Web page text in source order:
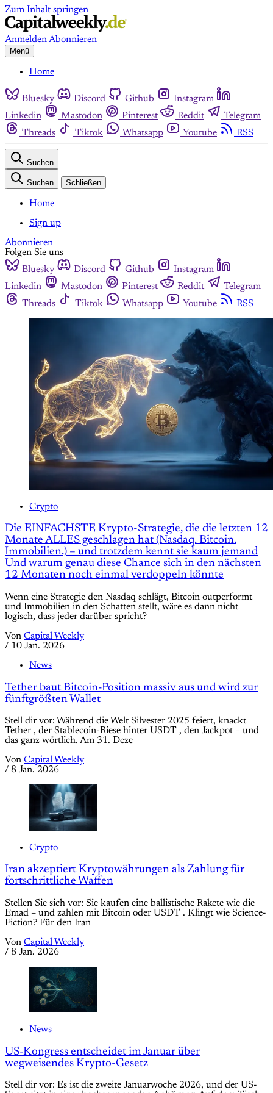
Zum Inhalt springen
AnmeldenAbonnieren
Menü
Home
Bluesky Discord Github
Instagram
Linkedin
Mastodon Pinterest Reddit
Telegram
Threads
Tiktok Whatsapp Youtube RSS
Suchen
Suchen Schließen
Home
Sign up
Abonnieren
Folgen Sie uns
Bluesky
Discord Github
Instagram
Linkedin
Mastodon Pinterest Reddit
Telegram
Threads
Tiktok Whatsapp Youtube RSS
Crypto
Die EINFACHSTE Krypto-Strategie, die die letzten 12
Monate ALLES geschlagen hat (Nasdaq. Bitcoin.
Immobilien.) – und trotzdem kennt sie kaum jemand
Und warum genau diese Chance sich in den nächsten
12 Monaten noch einmal verdoppeln könnte
Wenn eine Strategie den Nasdaq schlägt, Bitcoin outperformt
und Immobilien in den Schatten stellt, wäre es dann nicht
logisch, dass jeder darüber spricht?
Von Capital Weekly
/ 10 Jan. 2026
News
Tether baut Bitcoin-Position massiv aus und wird zur
fünftgrößten Wallet
Stell dir vor: Während die Welt Silvester 2025 feiert, knackt
Tether , der Stablecoin-Riese hinter USDT , den Jackpot – und
das ganz wörtlich. Am 31. Deze
Von Capital Weekly
/ 8 Jan. 2026
Crypto
Iran akzeptiert Kryptowährungen als Zahlung für
fortschrittliche Waffen
Stellen Sie sich vor: Sie kaufen eine ballistische Rakete wie die
Emad – und zahlen mit Bitcoin oder USDT . Klingt wie Science-
Fiction? Für den Iran
Von Capital Weekly
/ 8 Jan. 2026
News
US-Kongress entscheidet im Januar über
wegweisendes Krypto-Gesetz
Stell dir vor: Es ist die zweite Januarwoche 2026, und der US-